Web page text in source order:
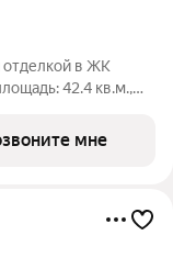
отделкой в ЖК
42.4 кв.м.,
один
мне